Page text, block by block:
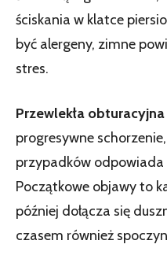
ściskania w klatce
być alergeny, zimne
stres.
Przewlekła
progresywne
przypadków
Początkowe objawy to
później dołącza się
czasem również